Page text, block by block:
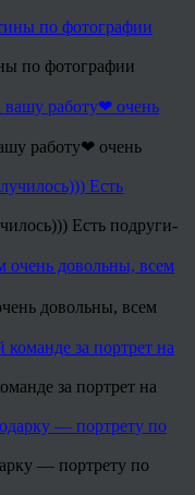
по фотографии
работу❤ очень
Есть подруги-
довольны, всем
за портрет на
— портрету по